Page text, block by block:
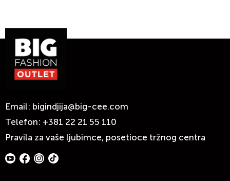
Email: bigindjija@big-cee.com
Telefon: +381 22 21 55 110
Pravila za vaše ljubimce, posetioce tržnog centra